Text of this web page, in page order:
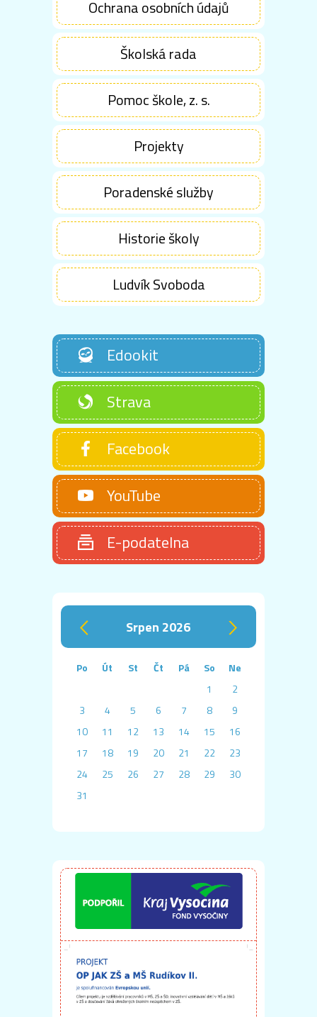
Ochrana osobních údajů
Školská rada
Pomoc škole, z. s.
Projekty
Poradenské služby
Historie školy
Ludvík Svoboda
Edookit
Strava
Facebook
YouTube
E-podatelna
‹ srpen 2026 ›
Po Út St Čt Pá So
Ne
1
2
3
4 5 6 7 8
9
10
11 12 13 14 15
16
17
18 19 20 21 22
23
24
25 26 27 28 29
30
31